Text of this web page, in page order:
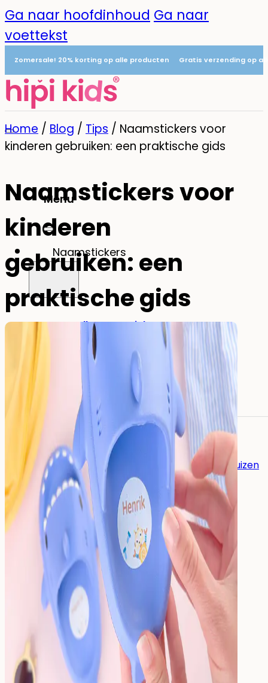
Ga naar hoofdinhoud Ga naar
voettekst
Zomersale! 20% korting op alle producten Gratis verzending op
Menu
Naamstickers
Alle naamstickers
Naamstickers
Instrijklabels
Mini-stickers
Grote naamstickers
Potloodlabels
Andere toepassingen:
Naamstickers voor gereedschap
Naamstickers voor verzorgingshuizen
Eten
Drinken
Eten & Drinken
Broodtrommel
Drinkfles
Kinderfles
Onderdelen
0
Home / Blog / Tips / Naamstickers voor
kinderen gebruiken: een praktische gids
Naamstickers voor
kinderen
gebruiken: een
praktische gids